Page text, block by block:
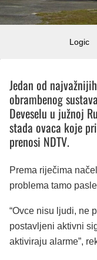
Logic
Jedan od
obrambenog
Deveselu u južnoj
stada ovaca koje
prenosi NDTV.
Prema riječima
problema tamo
“Ovce nisu ljudi, ne
postavljeni aktivni
aktiviraju alarme”,